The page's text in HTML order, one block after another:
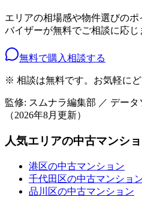
エリアの相場感や物件選びの
バイザーが無料でご相談に応じ
無料で購入相談する
※ 相談は無料です。お気軽にど
監修: スムナラ編集部 ／ デー
（2026年8月 更新）
人気エリアの中古マンシ
港区の中古マンション
千代田区の中古マンショ
品川区の中古マンション